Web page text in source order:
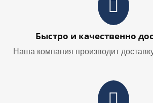
Быстро и качественно
Наша компания производит